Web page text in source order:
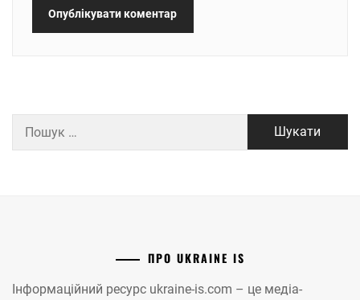
ПРО UKRAINE IS
Інформаційний ресурс ukraine-is.com – це медіа-